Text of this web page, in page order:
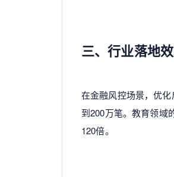
三、行业落地
在金融风控场景，优
到200万笔。教育领域
120倍。